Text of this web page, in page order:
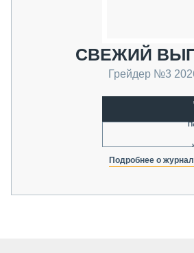
СВЕЖИЙ
Грейдер №3
Подробнее о